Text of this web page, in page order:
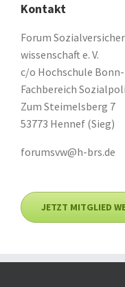
Kontakt
Forum
wissenschaft e. V.
c/o Hochschule
Fachbereich
Zum Steimelsberg 7
53773 Hennef (Sieg)
forumsvw@h-brs.de
JETZT MITGLIED